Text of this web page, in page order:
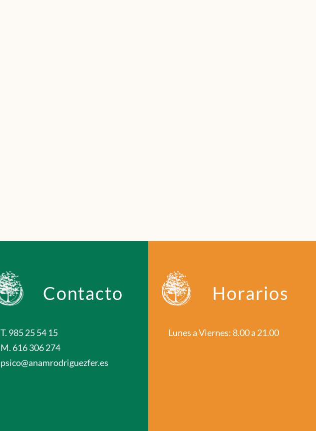
Contacto
T. 985 25 54 15
M. 616 306 274
psico@anamrodriguezfer.es
Horarios
Lunes a Viernes: 8.00 a 21.00